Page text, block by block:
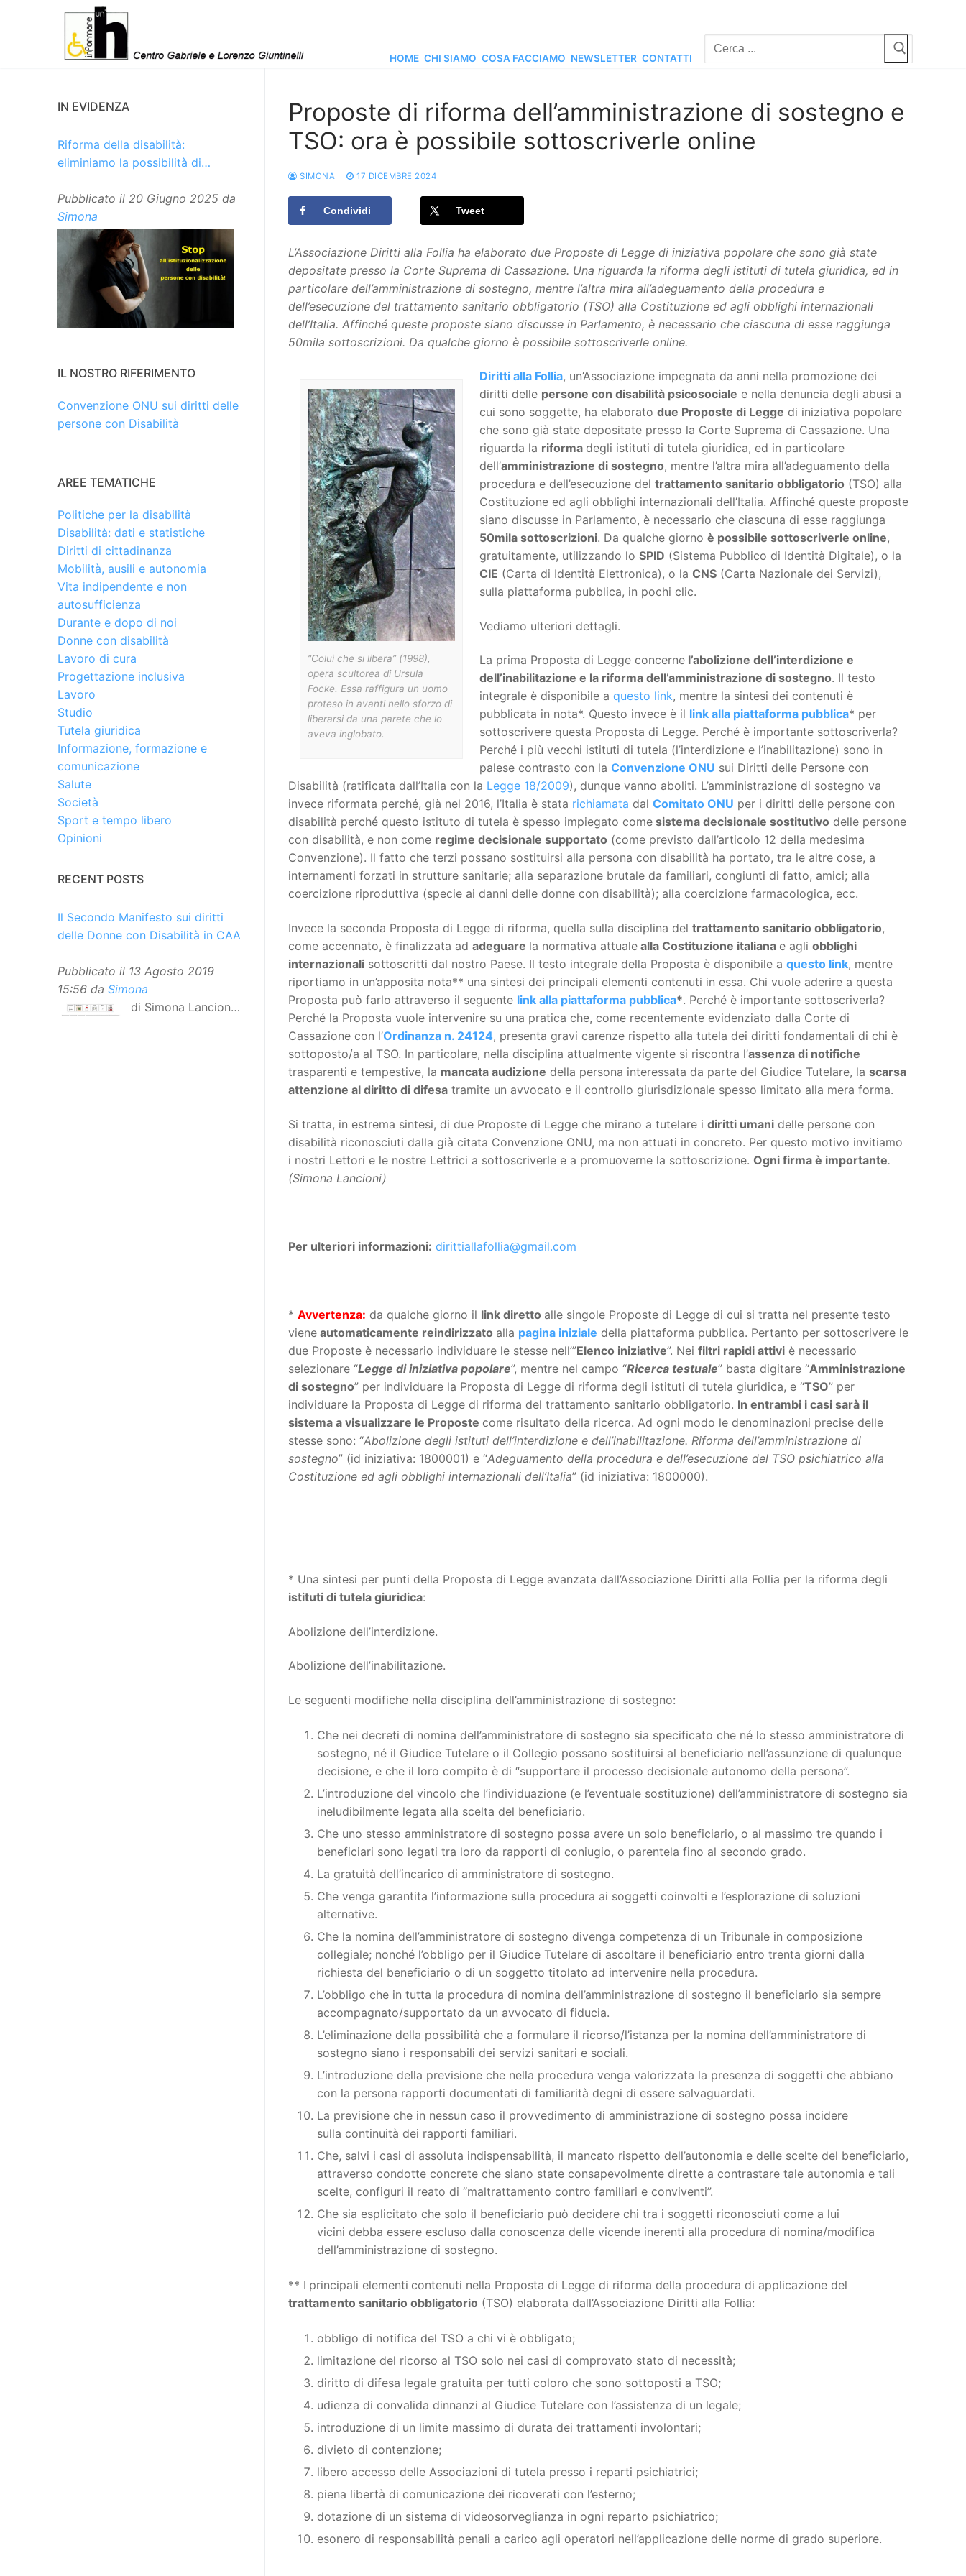
HOME CHI SIAMO COSA FACCIAMO NEWSLETTER CONTATTI
Cerca:
Proposte di riforma dell’amministrazione di sostegno e
TSO: ora è possibile sottoscriverle online
SIMONA 17 DICEMBRE 2024
Condividi Tweet
L’Associazione Diritti alla Follia ha elaborato due Proposte di Legge di iniziativa popolare che sono già state
depositate presso la Corte Suprema di Cassazione. Una riguarda la riforma degli istituti di tutela giuridica, ed in
particolare dell’amministrazione di sostegno, mentre l’altra mira all’adeguamento della procedura e
dell’esecuzione del trattamento sanitario obbligatorio (TSO) alla Costituzione ed agli obblighi internazionali
dell’Italia. Affinché queste proposte siano discusse in Parlamento, è necessario che ciascuna di esse raggiunga
50mila sottoscrizioni. Da qualche giorno è possibile sottoscriverle online.
“Colui che si libera” (1998),
opera scultorea di Ursula
Focke. Essa raffigura un uomo
proteso in avanti nello sforzo di
liberarsi da una parete che lo
aveva inglobato.
Diritti alla Follia, un’Associazione impegnata da anni nella promozione dei
diritti delle persone con disabilità psicosociale e nella denuncia degli abusi a
cui sono soggette, ha elaborato due Proposte di Legge di iniziativa popolare
che sono già state depositate presso la Corte Suprema di Cassazione. Una
riguarda la riforma degli istituti di tutela giuridica, ed in particolare
dell’amministrazione di sostegno, mentre l’altra mira all’adeguamento della
procedura e dell’esecuzione del trattamento sanitario obbligatorio (TSO) alla
Costituzione ed agli obblighi internazionali dell’Italia. Affinché queste proposte
siano discusse in Parlamento, è necessario che ciascuna di esse raggiunga
50mila sottoscrizioni. Da qualche giorno è possibile sottoscriverle online,
gratuitamente, utilizzando lo SPID (Sistema Pubblico di Identità Digitale), o la
CIE (Carta di Identità Elettronica), o la CNS(Carta Nazionale dei Servizi),
sulla piattaforma pubblica, in pochi clic.
Vediamo ulteriori dettagli.
La prima Proposta di Legge concernel’abolizione dell’interdizione e
dell’inabilitazione e la riforma dell’amministrazione di sostegno. Il testo
integrale è disponibile a questo link, mentre la sintesi dei contenuti è
pubblicata in nota*. Questo invece è il link alla piattaforma pubblica* per
sottoscrivere questa Proposta di Legge. Perché è importante sottoscriverla?
Perché i più vecchi istituti di tutela (l’interdizione e l’inabilitazione) sono in
palese contrasto con la Convenzione ONU sui Diritti delle Persone con
Disabilità (ratificata dall’Italia con la Legge 18/2009), dunque vanno aboliti. L’amministrazione di sostegno va
invece riformata perché, già nel 2016, l’Italia è stata richiamata dal Comitato ONU per i diritti delle persone con
disabilità perché questo istituto di tutela è spesso impiegato come sistema decisionale sostitutivo delle persone
con disabilità, e non come regime decisionale supportato (come previsto dall’articolo 12 della medesima
Convenzione). Il fatto che terzi possano sostituirsi alla persona con disabilità ha portato, tra le altre cose, a
internamenti forzati in strutture sanitarie; alla separazione brutale da familiari, congiunti di fatto, amici; alla
coercizione riproduttiva (specie ai danni delle donne con disabilità); alla coercizione farmacologica, ecc.
Invece la seconda Proposta di Legge di riforma, quella sulla disciplina del trattamento sanitario obbligatorio,
come accennato, è finalizzata ad adeguare la normativa attuale alla Costituzione italiana e agli obblighi
internazionali sottoscritti dal nostro Paese. Il testo integrale della Proposta è disponibile a questo link, mentre
riportiamo in un’apposita nota** una sintesi dei principali elementi contenuti in essa. Chi vuole aderire a questa
Proposta può farlo attraverso il seguente link alla piattaforma pubblica*. Perché è importante sottoscriverla?
Perché la Proposta vuole intervenire su una pratica che, come recentemente evidenziato dalla Corte di
Cassazione con l’Ordinanza n. 24124, presenta gravi carenze rispetto alla tutela dei diritti fondamentali di chi è
sottoposto/a al TSO. In particolare, nella disciplina attualmente vigente si riscontra l’assenza di notifiche
trasparenti e tempestive, la mancata audizione della persona interessata da parte del Giudice Tutelare, la scarsa
attenzione al diritto di difesa tramite un avvocato e il controllo giurisdizionale spesso limitato alla mera forma.
Si tratta, in estrema sintesi, di due Proposte di Legge che mirano a tutelare i diritti umani delle persone con
disabilità riconosciuti dalla già citata Convenzione ONU, ma non attuati in concreto. Per questo motivo invitiamo
i nostri Lettori e le nostre Lettrici a sottoscriverle e a promuoverne la sottoscrizione. Ogni firma è importante.
(Simona Lancioni)
Per ulteriori informazioni: dirittiallafollia@gmail.com
* Avvertenza: da qualche giorno il link diretto alle singole Proposte di Legge di cui si tratta nel presente testo
viene automaticamente reindirizzato alla pagina iniziale della piattaforma pubblica. Pertanto per sottoscrivere le
due Proposte è necessario individuare le stesse nell’”Elenco iniziative”. Nei filtri rapidi attivi è necessario
selezionare “Legge di iniziativa popolare”, mentre nel campo “Ricerca testuale” basta digitare “Amministrazione
di sostegno” per individuare la Proposta di Legge di riforma degli istituti di tutela giuridica, e “TSO” per
individuare la Proposta di Legge di riforma del trattamento sanitario obbligatorio. In entrambi i casi sarà il
sistema a visualizzare le Proposte come risultato della ricerca. Ad ogni modo le denominazioni precise delle
stesse sono: “Abolizione degli istituti dell’interdizione e dell’inabilitazione. Riforma dell’amministrazione di
sostegno” (id iniziativa: 1800001) e “Adeguamento della procedura e dell’esecuzione del TSO psichiatrico alla
Costituzione ed agli obblighi internazionali dell’Italia” (id iniziativa: 1800000).
* Una sintesi per punti della Proposta di Legge avanzata dall’Associazione Diritti alla Follia per la riforma degli
istituti di tutela giuridica:
Abolizione dell’interdizione.
Abolizione dell’inabilitazione.
Le seguenti modifiche nella disciplina dell’amministrazione di sostegno:
Che nei decreti di nomina dell’amministratore di sostegno sia specificato che né lo stesso amministratore di
sostegno, né il Giudice Tutelare o il Collegio possano sostituirsi al beneficiario nell’assunzione di qualunque
decisione, e che il loro compito è di “supportare il processo decisionale autonomo della persona”.
L’introduzione del vincolo che l’individuazione (e l’eventuale sostituzione) dell’amministratore di sostegno sia
ineludibilmente legata alla scelta del beneficiario.
Che uno stesso amministratore di sostegno possa avere un solo beneficiario, o al massimo tre quando i
beneficiari sono legati tra loro da rapporti di coniugio, o parentela fino al secondo grado.
La gratuità dell’incarico di amministratore di sostegno.
Che venga garantita l’informazione sulla procedura ai soggetti coinvolti e l’esplorazione di soluzioni
alternative.
Che la nomina dell’amministratore di sostegno divenga competenza di un Tribunale in composizione
collegiale; nonché l’obbligo per il Giudice Tutelare di ascoltare il beneficiario entro trenta giorni dalla
richiesta del beneficiario o di un soggetto titolato ad intervenire nella procedura.
L’obbligo che in tutta la procedura di nomina dell’amministrazione di sostegno il beneficiario sia sempre
accompagnato/supportato da un avvocato di fiducia.
L’eliminazione della possibilità che a formulare il ricorso/l’istanza per la nomina dell’amministratore di
sostegno siano i responsabili dei servizi sanitari e sociali.
L’introduzione della previsione che nella procedura venga valorizzata la presenza di soggetti che abbiano
con la persona rapporti documentati di familiarità degni di essere salvaguardati.
La previsione che in nessun caso il provvedimento di amministrazione di sostegno possa incidere
sulla continuità dei rapporti familiari.
Che, salvi i casi di assoluta indispensabilità, il mancato rispetto dell’autonomia e delle scelte del beneficiario,
attraverso condotte concrete che siano state consapevolmente dirette a contrastare tale autonomia e tali
scelte, configuri il reato di “maltrattamento contro familiari e conviventi”.
Che sia esplicitato che solo il beneficiario può decidere chi tra i soggetti riconosciuti come a lui
vicini debba essere escluso dalla conoscenza delle vicende inerenti alla procedura di nomina/modifica
dell’amministrazione di sostegno.
** I principali elementi contenuti nella Proposta di Legge di riforma della procedura di applicazione del
trattamento sanitario obbligatorio (TSO) elaborata dall’Associazione Diritti alla Follia:
obbligo di notifica del TSO a chi vi è obbligato;
limitazione del ricorso al TSO solo nei casi di comprovato stato di necessità;
diritto di difesa legale gratuita per tutti coloro che sono sottoposti a TSO;
udienza di convalida dinnanzi al Giudice Tutelare con l’assistenza di un legale;
introduzione di un limite massimo di durata dei trattamenti involontari;
divieto di contenzione;
libero accesso delle Associazioni di tutela presso i reparti psichiatrici;
piena libertà di comunicazione dei ricoverati con l’esterno;
dotazione di un sistema di videosorveglianza in ogni reparto psichiatrico;
esonero di responsabilità penali a carico agli operatori nell’applicazione delle norme di grado superiore.
IN EVIDENZA
Riforma della disabilità:
eliminiamo la possibilità di
Pubblicato il 20 Giugno 2025 da
Simona
IL NOSTRO RIFERIMENTO
Convenzione ONU sui diritti delle
persone con Disabilità
AREE TEMATICHE
Politiche per la disabilità
Disabilità: dati e statistiche
Diritti di cittadinanza
Mobilità, ausili e autonomia
Vita indipendente e non
autosufficienza
Durante e dopo di noi
Donne con disabilità
Lavoro di cura
Progettazione inclusiva
Lavoro
Studio
Tutela giuridica
Informazione, formazione e
comunicazione
Salute
Società
Sport e tempo libero
Opinioni
RECENT POSTS
Il Secondo Manifesto sui diritti
delle Donne con Disabilità in CAA
Pubblicato il 13 Agosto 2019
15:56 da Simona
di Simona Lancioni,